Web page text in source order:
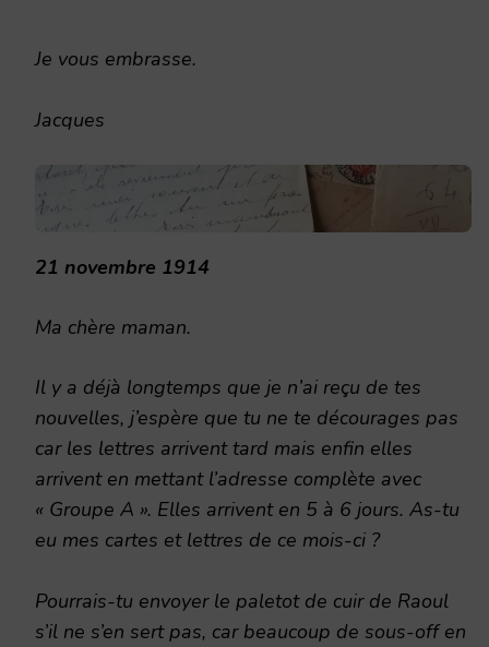
Je vous embrasse.
Jacques
21 novembre 1914
Ma chère maman.
Il y a déjà longtemps que je n’ai reçu de tes
nouvelles, j’espère que tu ne te décourages pas
car les lettres arrivent tard mais enfin elles
arrivent en mettant l’adresse complète avec
« Groupe A ». Elles arrivent en 5 à 6 jours. As-tu
eu mes cartes et lettres de ce mois-ci ?
Pourrais-tu envoyer le paletot de cuir de Raoul
s’il ne s’en sert pas, car beaucoup de sous-off en